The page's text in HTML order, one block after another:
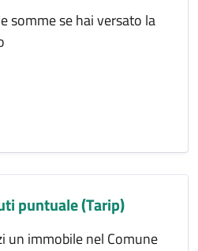
somme se hai versato la
puntuale (Tarip)
un immobile nel Comune